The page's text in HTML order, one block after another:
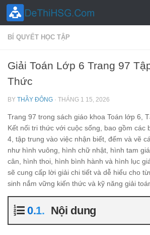
Skip to content
BÍ QUYẾT HỌC TẬP
Giải Toán Lớp 6 Trang 97
Thức
BY THẦY ĐÔNG · THÁNG 1 15, 2026
Trang 97 trong sách giáo khoa Toán lớp 6,
Kết nối tri thức với cuộc sống, bao gồm các
4, tập trung vào việc nhận biết, đếm và vẽ
như hình vuông, hình chữ nhật, hình tam
cân, hình thoi, hình bình hành và hình lục
sẽ cung cấp lời giải chi tiết và dễ hiểu cho
sinh nắm vững kiến thức và kỹ năng giải
Nội dung